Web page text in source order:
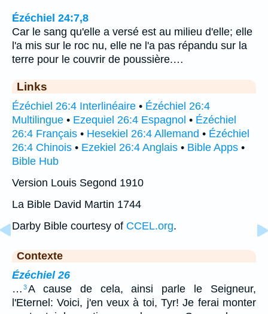
Ézéchiel 24:7,8
Car le sang qu'elle a versé est au milieu d'elle; elle
l'a mis sur le roc nu, elle ne l'a pas répandu sur la
terre pour le couvrir de poussière.…
Links
Ézéchiel 26:4 Interlinéaire • Ézéchiel 26:4
Multilingue • Ezequiel 26:4 Espagnol • Ézéchiel
26:4 Français • Hesekiel 26:4 Allemand • Ézéchiel
26:4 Chinois • Ezekiel 26:4 Anglais • Bible Apps •
Bible Hub
Version Louis Segond 1910
La Bible David Martin 1744
Darby Bible courtesy of CCEL.org.
Contexte
Ézéchiel 26
… 3A cause de cela, ainsi parle le Seigneur,
l'Eternel: Voici, j'en veux à toi, Tyr! Je ferai monter